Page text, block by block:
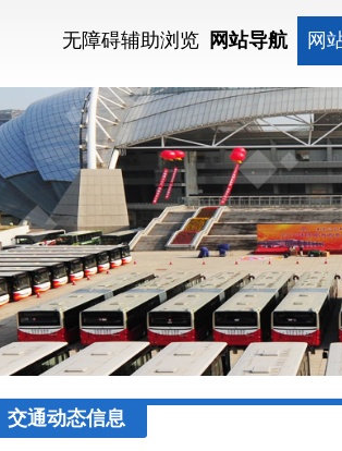
无障碍辅助浏览 网站导航 网
交通动态信息